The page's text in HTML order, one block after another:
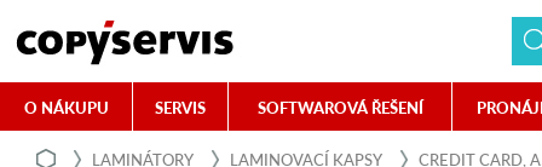
O NÁKUPU SERVIS SOFTWAROVÁ ŘEŠENÍ
LAMINÁTORY LAMINOVACÍ KAPSY
CREDIT CARD,